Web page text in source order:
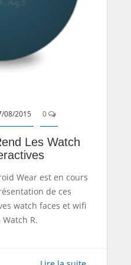
08/2015 0
Les Watch
Wear est en cours
de ces
watch faces et wifi
R.